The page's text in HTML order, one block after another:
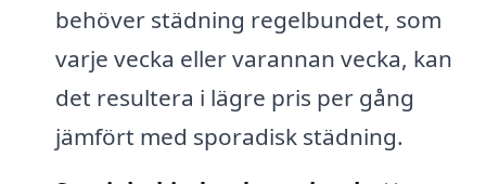
behöver städning regelbundet, som
varje vecka eller varannan vecka, kan
det resultera i lägre pris per gång
jämfört med sporadisk städning.